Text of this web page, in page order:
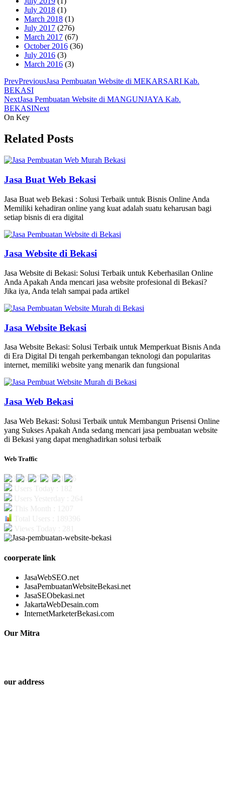
July 2018 (1)
March 2018 (1)
July 2017 (276)
March 2017 (67)
October 2016 (36)
July 2016 (3)
March 2016 (3)
PrevPreviousJasa Pembuatan Website di MEKARSARI Kab.
BEKASI
NextJasa Pembuatan Website di MANGUNJAYA Kab.
BEKASINext
On Key
Related Posts
Jasa Buat Web Bekasi
Jasa Buat web Bekasi : Solusi Terbaik untuk Bisnis Online Anda
Memiliki kehadiran online yang kuat adalah suatu keharusan bagi
setiap bisnis di era digital
Jasa Website di Bekasi
Jasa Website di Bekasi: Solusi Terbaik untuk Keberhasilan Online
Anda Apakah Anda mencari jasa website profesional di Bekasi?
Jika iya, Anda telah sampai pada artikel
Jasa Website Bekasi
Jasa Website Bekasi: Solusi Terbaik untuk Memperkuat Bisnis Anda
di Era Digital Di tengah perkembangan teknologi dan popularitas
internet, memiliki website yang menarik dan fungsional
Jasa Web Bekasi
Jasa Web Bekasi: Solusi Terbaik untuk Membangun Prisensi Online
yang Sukses Apakah Anda sedang mencari jasa pembuatan website
di Bekasi yang dapat menghadirkan solusi terbaik
Web Traffic
coorperate link
JasaWebSEO.net
JasaPembuatanWebsiteBekasi.net
JasaSEObekasi.net
JakartaWebDesain.com
InternetMarketerBekasi.com
Our Mitra
our address